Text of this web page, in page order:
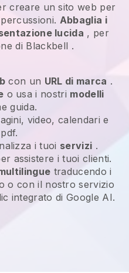
creare un sito web per
Abbaglia i
lucida , per
di Blackbell .
con un URL di marca .
o usa i nostri modelli
guida.
video, calendari e
pdf.
i tuoi servizi .
assistere i tuoi clienti.
traducendo i
o con il nostro servizio
integrato di Google AI.